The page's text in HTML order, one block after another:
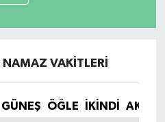
NAMAZ VAKITLERI
GÜNEŞ ÖĞLE İKINDI